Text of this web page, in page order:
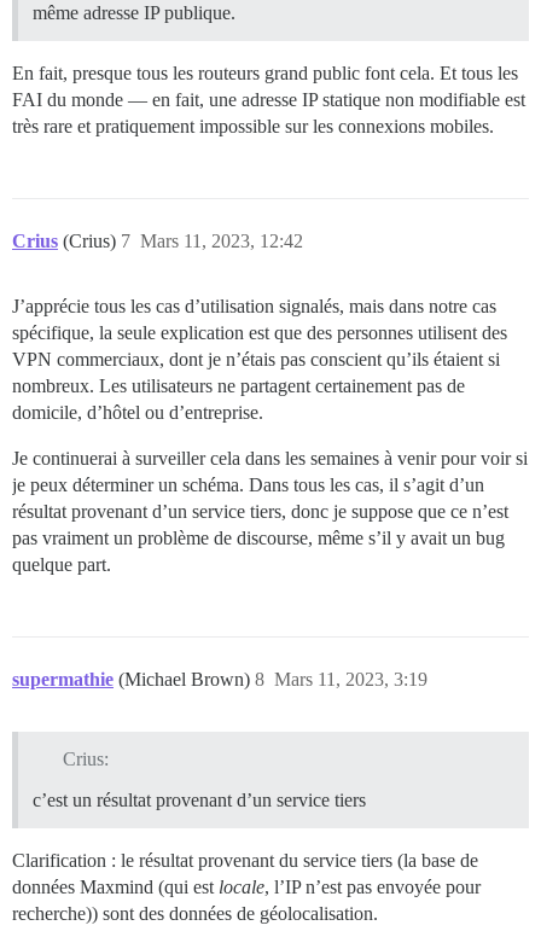
même adresse IP publique.
En fait, presque tous les routeurs grand public font cela. Et tous les
FAI du monde — en fait, une adresse IP statique non modifiable est
très rare et pratiquement impossible sur les connexions mobiles.
Crius (Crius) Mars 11, 2023, 12:42
7
J’apprécie tous les cas d’utilisation signalés, mais dans notre cas
spécifique, la seule explication est que des personnes utilisent des
VPN commerciaux, dont je n’étais pas conscient qu’ils étaient si
nombreux. Les utilisateurs ne partagent certainement pas de
domicile, d’hôtel ou d’entreprise.
Je continuerai à surveiller cela dans les semaines à venir pour voir si
je peux déterminer un schéma. Dans tous les cas, il s’agit d’un
résultat provenant d’un service tiers, donc je suppose que ce n’est
pas vraiment un problème de discourse, même s’il y avait un bug
quelque part.
supermathie (Michael Brown) Mars 11, 2023, 3:19
8
Crius:
c’est un résultat provenant d’un service tiers
Clarification : le résultat provenant du service tiers (la base de
données Maxmind (qui est locale, l’IP n’est pas envoyée pour
recherche)) sont des données de géolocalisation.